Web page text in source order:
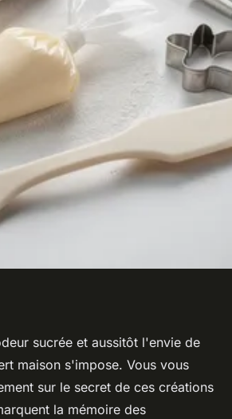
pâtisserie :
pour réussir
sucrées
sucrée et aussitôt l'envie de
maison s'impose. Vous vous
sur le secret de ces créations
la mémoire des